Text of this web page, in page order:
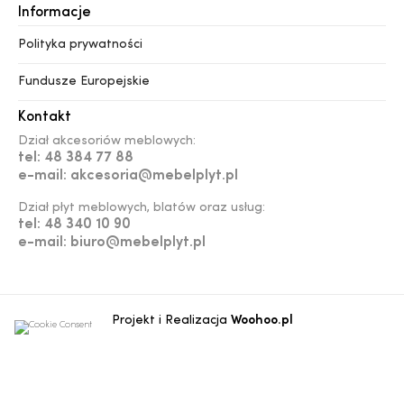
Informacje
Polityka prywatności
Fundusze Europejskie
Kontakt
Dział akcesoriów meblowych:
tel: 48 384 77 88
e-mail: akcesoria@mebelplyt.pl
Dział płyt meblowych, blatów oraz usług:
tel: 48 340 10 90
e-mail: biuro@mebelplyt.pl
Projekt i Realizacja Woohoo.pl